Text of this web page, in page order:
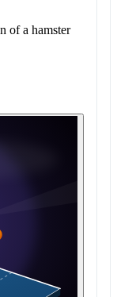
of a hamster